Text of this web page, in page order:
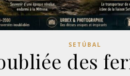
SETÚBAL
des